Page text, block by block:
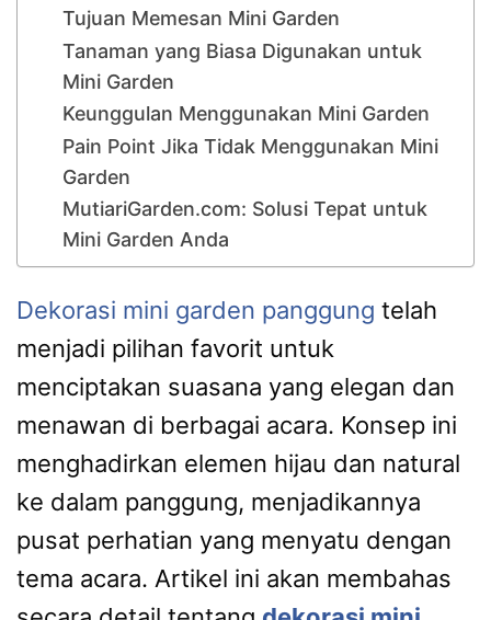
Tujuan Memesan Mini Garden
Tanaman yang Biasa Digunakan untuk
Mini Garden
Keunggulan Menggunakan Mini Garden
Pain Point Jika Tidak Menggunakan Mini
Garden
MutiariGarden.com: Solusi Tepat untuk
Mini Garden Anda
Dekorasi mini garden panggung telah
menjadi pilihan favorit untuk
menciptakan suasana yang elegan dan
menawan di berbagai acara. Konsep ini
menghadirkan elemen hijau dan natural
ke dalam panggung, menjadikannya
pusat perhatian yang menyatu dengan
tema acara. Artikel ini akan membahas